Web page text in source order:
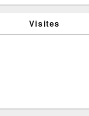
Visites